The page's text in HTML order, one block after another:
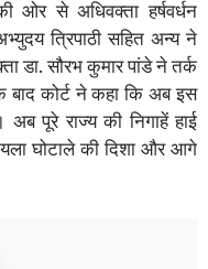
ओर से अधिवक्ता हर्षवर्धन
त्रिपाठी सहित अन्य ने
डा. सौरभ कुमार पांडे ने तर्क
बाद कोर्ट ने कहा कि अब इस
अब पूरे राज्य की निगाहें हाई
घोटाले की दिशा और आगे